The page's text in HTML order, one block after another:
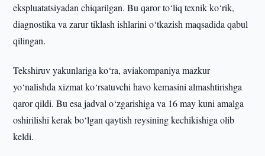
ekspluatatsiyadan chiqarilgan. Bu qaror to‘liq texnik ko‘rik,
diagnostika va zarur tiklash ishlarini o‘tkazish maqsadida qabul
qilingan.
Tekshiruv yakunlariga ko‘ra, aviakompaniya mazkur
yo‘nalishda xizmat ko‘rsatuvchi havo kemasini almashtirishga
qaror qildi. Bu esa jadval o‘zgarishiga va 16 may kuni amalga
oshirilishi kerak bo‘lgan qaytish reysining kechikishiga olib
keldi.